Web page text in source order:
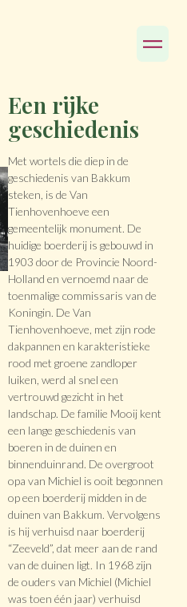
Een rijke
geschiedenis
Met wortels die diep in de
geschiedenis van Bakkum
steken, is de Van
Tienhovenhoeve een
gemeentelijk monument. De
huidige boerderij is gebouwd in
1903 door de Provincie Noord-
Holland en vernoemd naar de
toenmalige commissaris van de
Koningin. De Van
Tienhovenhoeve, met zijn rode
dakpannen en karakteristieke
rood met groene zandloper
luiken, werd al snel een
vertrouwd gezicht in het
landschap. De familie Mooij kent
een lange geschiedenis van
boeren in de duinen en
binnenduinrand. De overgroot
opa van Michiel is ooit begonnen
op een boerderij midden in de
duinen van Bakkum. Vervolgens
is hij verhuisd naar boerderij
“Zeeveld”, dat meer aan de rand
van de duinen ligt. In 1968 zijn
de ouders van Michiel (Michiel
was toen één jaar) verhuisd